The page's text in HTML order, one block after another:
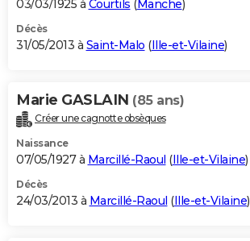
03/03/1925 à Courtils ( Manche)
Décès
31/05/2013 à Saint-Malo (Ille-et-Vilaine)
Marie GASLAIN (85 ans)
Créer une cagnotte obsèques
Naissance
07/05/1927 à Marcillé-Raoul (Ille-et-Vilaine)
Décès
24/03/2013 à Marcillé-Raoul (Ille-et-Vilaine)